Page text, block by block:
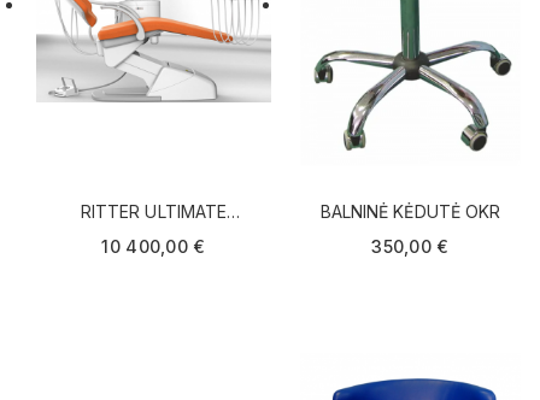
RITTER ULTIMATE
COMFORT SMART
10 400,00 €
BALNINĖ KĖDUTĖ OKR
350,00 €